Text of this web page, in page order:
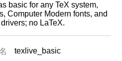
basic for any TeX system,
Computer Modern fonts, and
no LaTeX.
texlive_basic